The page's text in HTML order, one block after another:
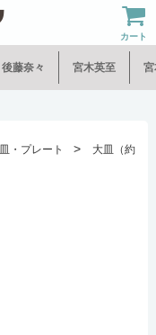
カート
後藤奈々 宮木英至 宮
皿・プレート >
大皿（約